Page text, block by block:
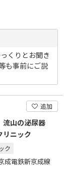
くりとお聞き
も事前にご説
追加
流山の泌尿器
リニック
ク
成電鉄新京成線